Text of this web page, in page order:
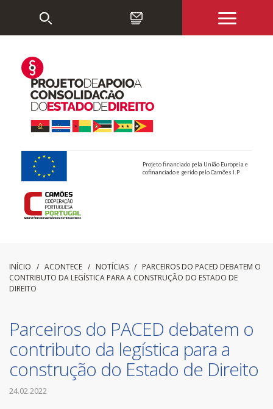
Projeto financiado pela União Europeia e
cofinanciado e gerido pelo Camões I.P
INÍCIO / ACONTECE / NOTÍCIAS / PARCEIROS DO PACED DEBATEM O
CONTRIBUTO DA LEGÍSTICA PARA A CONSTRUÇÃO DO ESTADO DE
DIREITO
Parceiros do PACED debatem o
contributo da legística para a
construção do Estado de Direito
24.02.2022